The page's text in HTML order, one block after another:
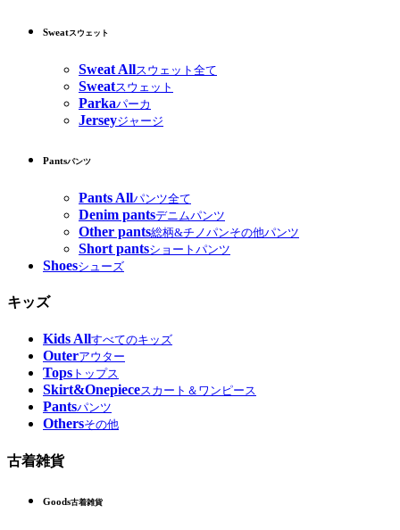
Sweatスウェット
Sweat Allスウェット全て
Sweatスウェット
Parkaパーカ
Jerseyジャージ
Pantsパンツ
Pants Allパンツ全て
Denim pantsデニムパンツ
Other pants総柄&チノパンその他パンツ
Short pantsショートパンツ
Shoesシューズ
キッズ
Kids Allすべてのキッズ
Outerアウター
Tops トップス
Skirt&Onepieceスカート＆ワンピース
Pantsパンツ
Othersその他
古着雑貨
Goods古着雑貨